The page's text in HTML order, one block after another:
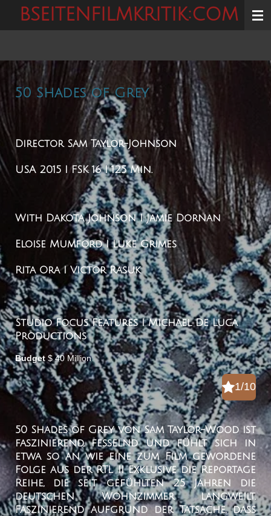
ZumBSEITENFILMKRITIK:COM
50 Shades of Grey
DirectorSam Taylor-Johnson
USA 2015 I FSK 16 I 125 Min.
With Dakota Johnson I Jamie Dornan
Eloise Mumford I Luke Grimes
Rita Ora I Victor Rasuk
StudioFocus Features I Michael De Luca
Productions
Budget $ 40 Million
1/10
50 Shades of Grey von Sam Taylor-Wood ist
faszinierend, fesselnd und fühlt sich in
etwa so an wie eine zum Film gewordene
Folge aus der RTL II Exklusive die Reportage
Reihe, die seit gefühlten 25 Jahren die
deutschen Wohnzimmer langweilt.
Faszinierend aufgrund der Tatsache, dass